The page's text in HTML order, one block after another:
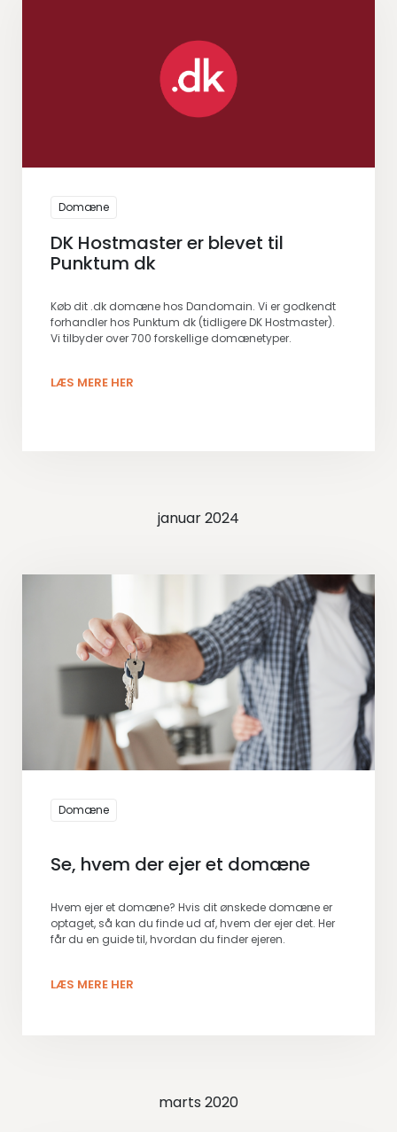
Domæne
DK Hostmaster er blevet til
Punktum dk
Køb dit .dk domæne hos Dandomain. Vi er godkendt
forhandler hos Punktum dk (tidligere DK Hostmaster).
Vi tilbyder over 700 forskellige domænetyper.
LÆS MERE HER
januar 2024
Domæne
Se, hvem der ejer et domæne
Hvem ejer et domæne? Hvis dit ønskede domæne er
optaget, så kan du finde ud af, hvem der ejer det. Her
får du en guide til, hvordan du finder ejeren.
LÆS MERE HER
marts 2020